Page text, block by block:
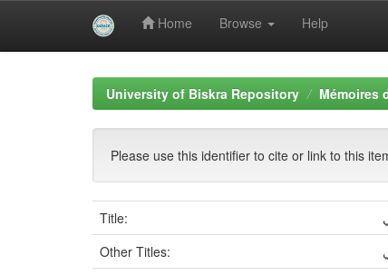
Home Browse Help
University of Biskra Repository Mémoires
Please use this identifier to cite or link to this
Title:
Other Titles: